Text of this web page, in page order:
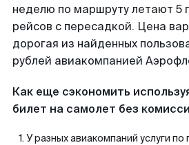
неделю по маршруту летают 5
рейсов с пересадкой. Цена
дорогая из найденных
рублей авиакомпанией
Как еще сэкономить
билет на самолет без
У разных авиакомпаний услуги по